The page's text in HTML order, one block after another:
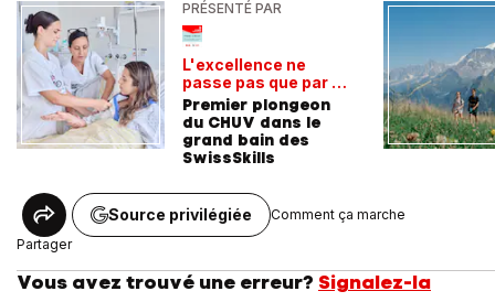
PRÉSENTÉ PAR
L'excellence ne
passe pas que par la
voie académique
Premier plongeon
du CHUV dans le
grand bain des
SwissSkills
Partager
Source privilégiée Comment ça marche
Vous avez trouvé une erreur? Signalez-la